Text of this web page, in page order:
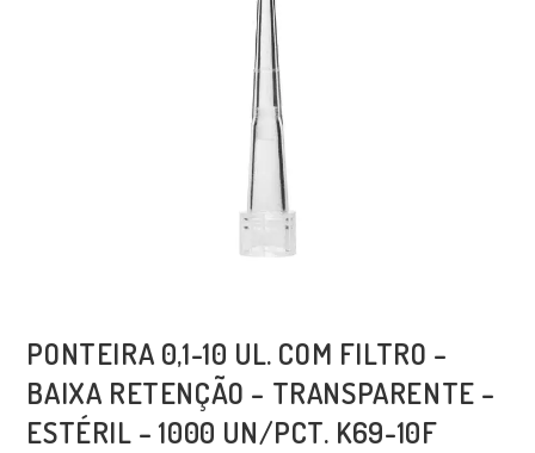
PONTEIRA 0,1-10 UL. COM FILTRO –
BAIXA RETENÇÃO – TRANSPARENTE –
ESTÉRIL – 1000 UN/PCT. K69-10F